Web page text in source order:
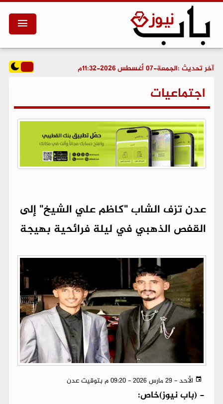
آخر تحديث :الجمعة-07 أغسطس 2026-11:32م
اجتماعيات
عدن تزف الشاب "كاظم علي الشيخ" إلى
القفص الذهبي في ليلة فرائحية بهيجة
الأحد - 29 مارس 2026 - 09:20 م بتوقيت عدن
- (باب نيوز)خاص: